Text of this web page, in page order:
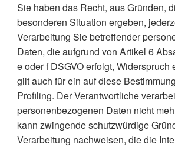
Sie haben das Recht, aus Gründen,
besonderen Situation ergeben,
Verarbeitung Sie betreffender
Daten, die aufgrund von Artikel 6
e oder f DSGVO erfolgt, Widerspruch
gilt auch für ein auf diese
Profiling. Der Verantwortliche
personenbezogenen Daten nicht
kann zwingende schutzwürdige
Verarbeitung nachweisen, die die